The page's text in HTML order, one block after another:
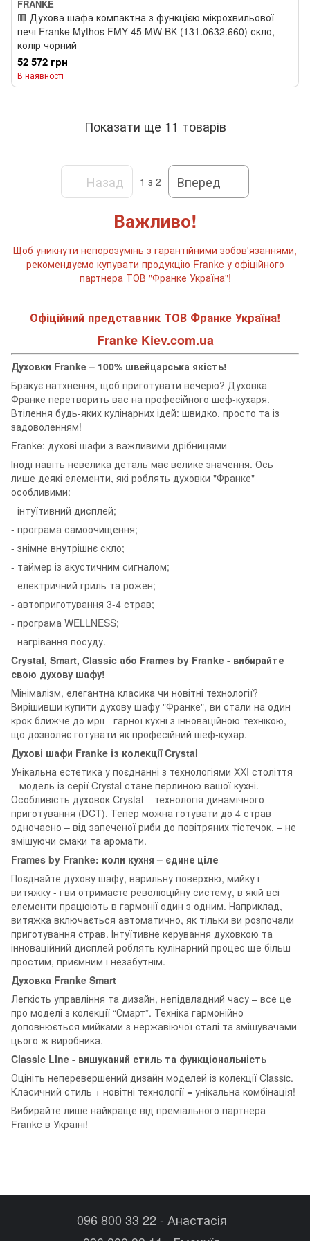
FRANKE
🟥 Духова шафа компактна з функцією мікрохвильової
печі Franke Mythos FMY 45 MW BK (131.0632.660) скло,
колір чорний
52 572 грн
В наявності
Показати ще 11 товарів
Назад 1 з 2 Вперед
Важливо!
Щоб уникнути непорозумінь з гарантійними зобов'язаннями,
рекомендуємо купувати продукцію Franke у офіційного
партнера ТОВ "Франке Україна"!
Офіційний представник ТОВ Франке Україна!
Franke Kiev.com.ua
Духовки Franke – 100% швейцарська якість!
Бракує натхнення, щоб приготувати вечерю? Духовка
Франке перетворить вас на професійного шеф-кухаря.
Втілення будь-яких кулінарних ідей: швидко, просто та із
задоволенням!
Franke: духові шафи з важливими дрібницями
Іноді навіть невелика деталь має велике значення. Ось
лише деякі елементи, які роблять духовки "Франке"
особливими:
- інтуїтивний дисплей;
- програма самоочищення;
- знімне внутрішнє скло;
- таймер із акустичним сигналом;
- електричний гриль та рожен;
- автоприготування 3-4 страв;
- програма WELLNESS;
- нагрівання посуду.
Crystal, Smart, Classic або Frames by Franke - вибирайте
свою духову шафу!
Мінімалізм, елегантна класика чи новітні технології?
Вирішивши купити духову шафу "Франке", ви стали на один
крок ближче до мрії - гарної кухні з інноваційною технікою,
що дозволяє готувати як професійний шеф-кухар.
Духові шафи Franke із колекції Crystal
Унікальна естетика у поєднанні з технологіями XXI століття
– модель із серії Crystal стане перлиною вашої кухні.
Особливість духовок Crystal – технологія динамічного
приготування (DCT). Тепер можна готувати до 4 страв
одночасно – від запеченої риби до повітряних тістечок, – не
змішуючи смаки та аромати.
Frames by Franke: коли кухня – єдине ціле
Поєднайте духову шафу, варильну поверхню, мийку і
витяжку - і ви отримаєте революційну систему, в якій всі
елементи працюють в гармонії один з одним. Наприклад,
витяжка включається автоматично, як тільки ви розпочали
приготування страв. Інтуїтивне керування духовкою та
інноваційний дисплей роблять кулінарний процес ще більш
простим, приємним і незабутнім.
Духовка Franke Smart
Легкість управління та дизайн, непідвладний часу – все це
про моделі з колекції “Смарт”. Техніка гармонійно
доповнюється мийками з нержавіючої сталі та змішувачами
цього ж виробника.
Classic Line - вишуканий стиль та функціональність
Оцініть неперевершений дизайн моделей із колекції Classic.
Класичний стиль + новітні технології = унікальна комбінація!
Вибирайте лише найкраще від преміального партнера
Franke в Україні!
096 800 33 22 - Анастасія